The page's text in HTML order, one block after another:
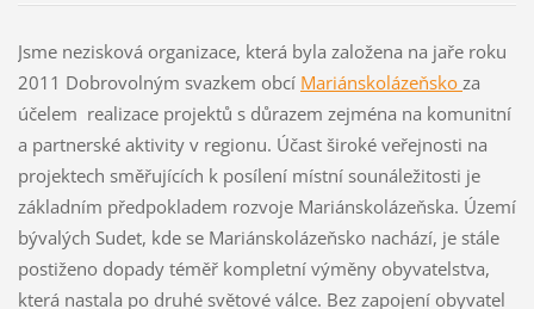
Jsme nezisková organizace, která byla založena na jaře roku
2011 Dobrovolným svazkem obcí Mariánskolázeňsko za
účelem realizace projektů s důrazem zejména na komunitní
a partnerské aktivity v regionu. Účast široké veřejnosti na
projektech směřujících k posílení místní sounáležitosti je
základním předpokladem rozvoje Mariánskolázeňska. Území
bývalých Sudet, kde se Mariánskolázeňsko nachází, je stále
postiženo dopady téměř kompletní výměny obyvatelstva,
která nastala po druhé světové válce. Bez zapojení obyvatel